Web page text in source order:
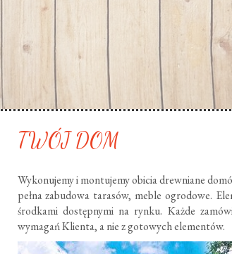
TWÓJ DOM
Wykonujemy i montujemy obicia drewniane
pełna zabudowa tarasów, meble ogrodowe.
środkami dostępnymi na rynku. Każde
wymagań Klienta, a nie z gotowych elementów.